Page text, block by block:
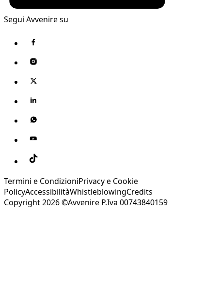
Segui Avvenire su
Termini e CondizioniPrivacy e Cookie
PolicyAccessibilitàWhistleblowingCredits
Copyright 2026 ©Avvenire P.Iva 00743840159